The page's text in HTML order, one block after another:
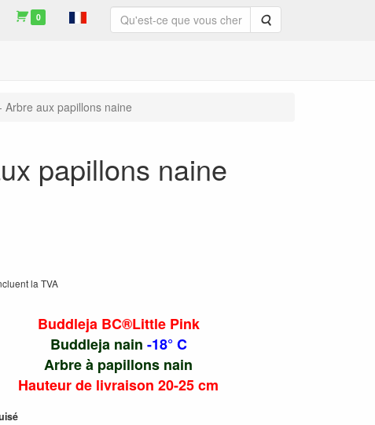
0 Rechercher
aux papillons naine
papillons naine
la TVA
Buddleja BC®Little Pink
Buddleja nain -18° C
Arbre à papillons nain
Hauteur de livraison 20-25 cm